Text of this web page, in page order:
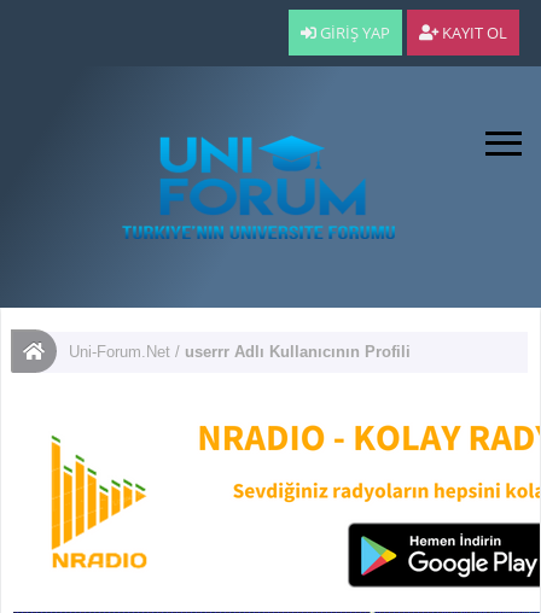
GIRIŞ YAP KAYIT OL
Uni-Forum.Net / userrr Adlı Kullanıcının Profili